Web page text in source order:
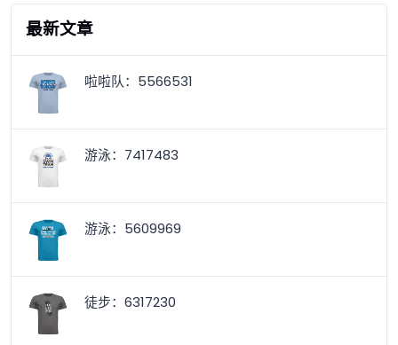
最新文章
啦啦队：5566531
游泳：7417483
游泳：5609969
徒步：6317230